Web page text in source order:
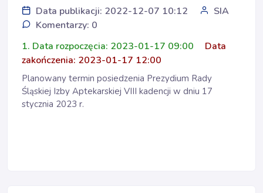
Data publikacji: 2022-12-07 10:12
SIA
Komentarzy: 0
1. Data rozpoczęcia: 2023-01-17 09:00
Data
zakończenia: 2023-01-17 12:00
Planowany termin posiedzenia Prezydium Rady
Śląskiej Izby Aptekarskiej VIII kadencji w dniu 17
stycznia 2023 r.